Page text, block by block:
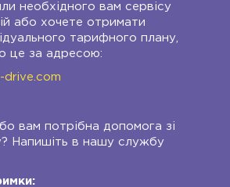
необхідного вам сервісу
або хочете отримати
тарифного плану,
це за адресою:
drive.com
вам потрібна допомога зі
Напишіть в нашу службу